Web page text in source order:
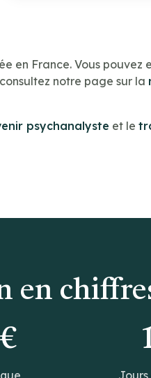
en France. Vous pouvez
notre page sur la
psychanalyste et le
en